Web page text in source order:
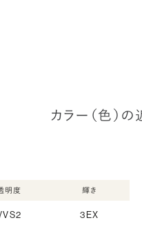
カラー（色）
明度 輝き
3EX